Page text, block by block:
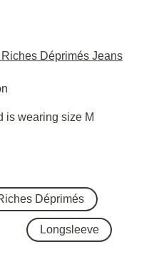
Riches Déprimés Jeans
is wearing size М
Déprimés
Longsleeve